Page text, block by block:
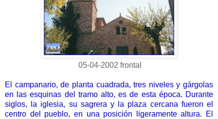
05-04-2002 frontal
El campanario, de planta cuadrada, tres niveles y gárgolas
en las esquinas del tramo alto, es de esta época. Durante
siglos, la iglesia, su sagrera y la plaza cercana fueron el
centro del pueblo, en una posición ligeramente altura. El